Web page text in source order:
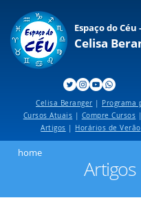
Espaço do
Celisa
Celisa Beranger | Programa
Cursos Atuais | Compre Cursos |
Artigos | Horários de Verão
home
Artigos